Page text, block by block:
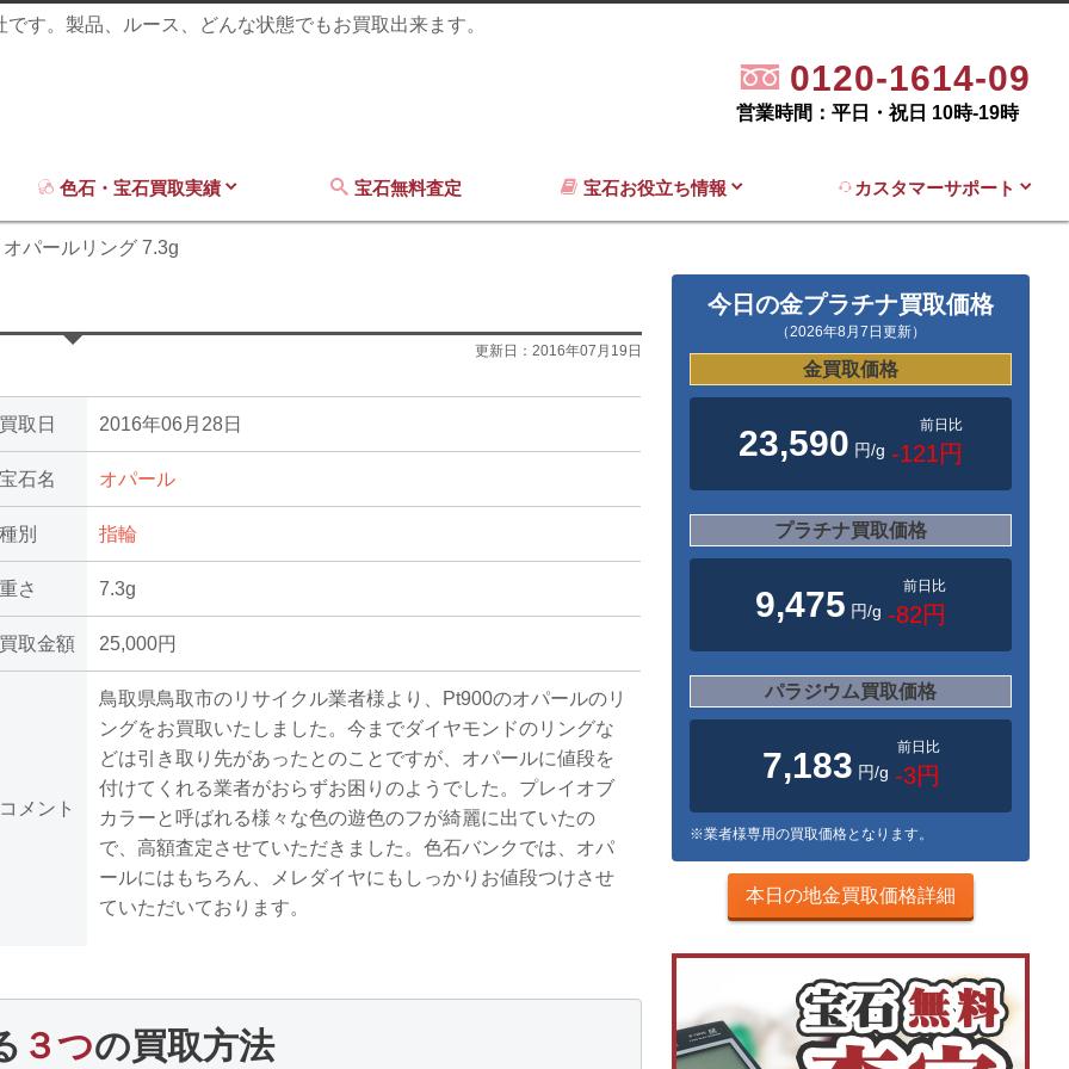
す。製品、ルース、どんな状態でもお買取出来ます。
0120-1614-09
営業時間：平日・祝日 10時-19時
色石・宝石買取実績 宝石無料査定 宝石お役立ち情報 カスタマーサポート
オパールリング 7.3g
更新日： 2016年07月19日
買取日 2016年06月28日
宝石名 オパール
種別 指輪
重さ 7.3g
買取金額 25,000円
コメント
鳥取県鳥取市のリサイクル業者様より、Pt900のオパールのリ
ングをお買取いたしました。今までダイヤモンドのリングな
どは引き取り先があったとのことですが、オパールに値段を
付けてくれる業者がおらずお困りのようでした。プレイオブ
カラーと呼ばれる様々な色の遊色のフが綺麗に出ていたの
で、高額査定させていただきました。色石バンクでは、オパ
ールにはもちろん、メレダイヤにもしっかりお値段つけさせ
ていただいております。
３つの買取方法
今日の金プラチナ買取価格
（2026年8月7日更新）
金買取価格
23,590 円/g
前日比
-121円
プラチナ買取価格
9,475 円/g
前日比
-82円
パラジウム買取価格
7,183 円/g
前日比
-3円
※業者様専用の買取価格となります。
本日の地金買取価格詳細